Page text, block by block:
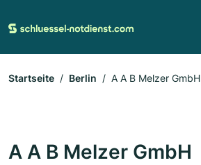
Startseite Berlin A A B Melzer GmbH
A A B Melzer GmbH